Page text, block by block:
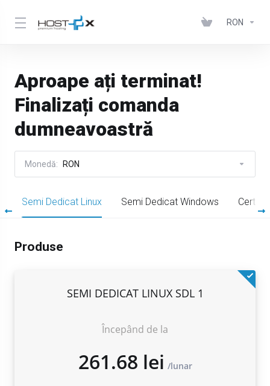
RON
Aproape ați terminat!
Finalizați comanda
dumneavoastră
Monedă: RON
Semi Dedicat Linux Semi Dedicat Windows
Produse
SEMI DEDICAT LINUX SDL 1
Începând de la